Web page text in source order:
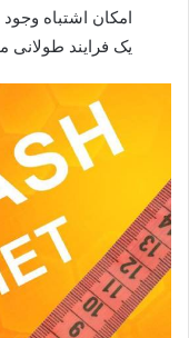
امکان اشتباه
یک فرایند